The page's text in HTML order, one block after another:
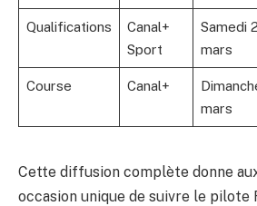
Qualifications
Canal+
Sport
Samedi
mars
Course Canal+
mars
Cette diffusion complète donne
occasion unique de suivre le pilote